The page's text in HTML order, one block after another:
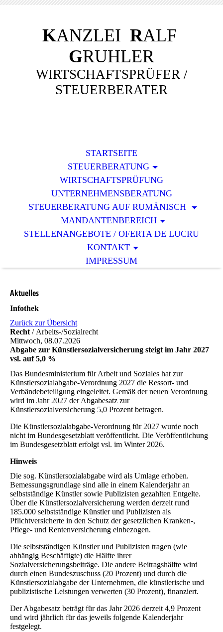
KANZLEI RALF
GRUHLER
WIRTSCHAFTSPRÜFER /
STEUERBERATER
STARTSEITE
STEUERBERATUNG
WIRTSCHAFTSPRÜFUNG
UNTERNEHMENSBERATUNG
STEUERBERATUNG AUF RUMÄNISCH
MANDANTENBEREICH
STELLENANGEBOTE / OFERTA DE LUCRU
KONTAKT
IMPRESSUM
Aktuelles
Infothek
Zurück zur Übersicht
Recht / Arbeits-/Sozialrecht
Mittwoch, 08.07.2026
Abgabe zur Künstlersozialversicherung steigt im Jahr 2027
vsl. auf 5,0 %
Das Bundesministerium für Arbeit und Soziales hat zur
Künstlersozialabgabe-Verordnung 2027 die Ressort- und
Verbändebeteiligung eingeleitet. Gemäß der neuen Verordnung
wird im Jahr 2027 der Abgabesatz zur
Künstlersozialversicherung 5,0 Prozent betragen.
Die Künstlersozialabgabe-Verordnung für 2027 wurde noch
nicht im Bundesgesetzblatt veröffentlicht. Die Veröffentlichung
im Bundesgesetzblatt erfolgt vsl. im Winter 2026.
Hinweis
Die sog. Künstlersozialabgabe wird als Umlage erhoben.
Bemessungsgrundlage sind alle in einem Kalenderjahr an
selbstständige Künstler sowie Publizisten gezahlten Entgelte.
Über die Künstlersozialversicherung werden derzeit rund
185.000 selbstständige Künstler und Publizisten als
Pflichtversicherte in den Schutz der gesetzlichen Kranken-,
Pflege- und Rentenversicherung einbezogen.
Die selbstständigen Künstler und Publizisten tragen (wie
abhängig Beschäftigte) die Hälfte ihrer
Sozialversicherungsbeiträge. Die andere Beitragshälfte wird
durch einen Bundeszuschuss (20 Prozent) und durch die
Künstlersozialabgabe der Unternehmen, die künstlerische und
publizistische Leistungen verwerten (30 Prozent), finanziert.
Der Abgabesatz beträgt für das Jahr 2026 derzeit 4,9 Prozent
und wird jährlich für das jeweils folgende Kalenderjahr
festgelegt.